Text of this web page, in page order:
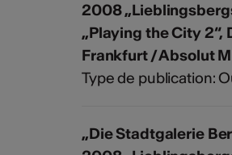
2008
„Playing the City 2“,
Frankfurt / Absolut
Type de publication:
„Die Stadtgalerie